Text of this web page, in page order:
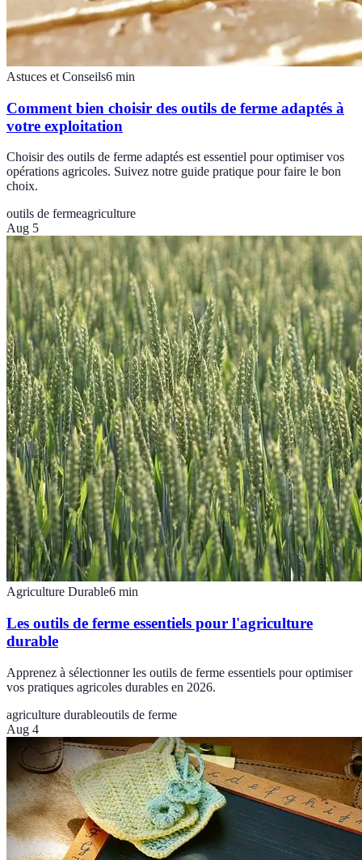
Astuces et Conseils6 min
Comment bien choisir des outils de ferme adaptés à
votre exploitation
Choisir des outils de ferme adaptés est essentiel pour optimiser vos
opérations agricoles. Suivez notre guide pratique pour faire le bon
choix.
outils de fermeagriculture
Aug 5
Agriculture Durable6 min
Les outils de ferme essentiels pour l'agriculture
durable
Apprenez à sélectionner les outils de ferme essentiels pour optimiser
vos pratiques agricoles durables en 2026.
agriculture durableoutils de ferme
Aug 4